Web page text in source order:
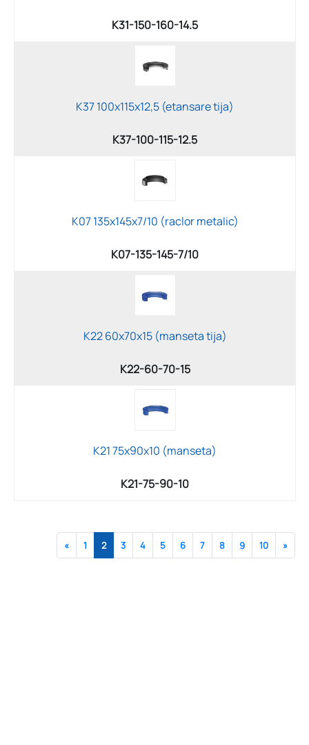
K31-150-160-14.5
K37 100x115x12,5 (etansare tija)
K37-100-115-12.5
K07 135x145x7/10 (raclor metalic)
K07-135-145-7/10
K22 60x70x15 (manseta tija)
K22-60-70-15
K21 75x90x10 (manseta)
K21-75-90-10
« 1 2 3 4 5 6 7 8 9 10 »